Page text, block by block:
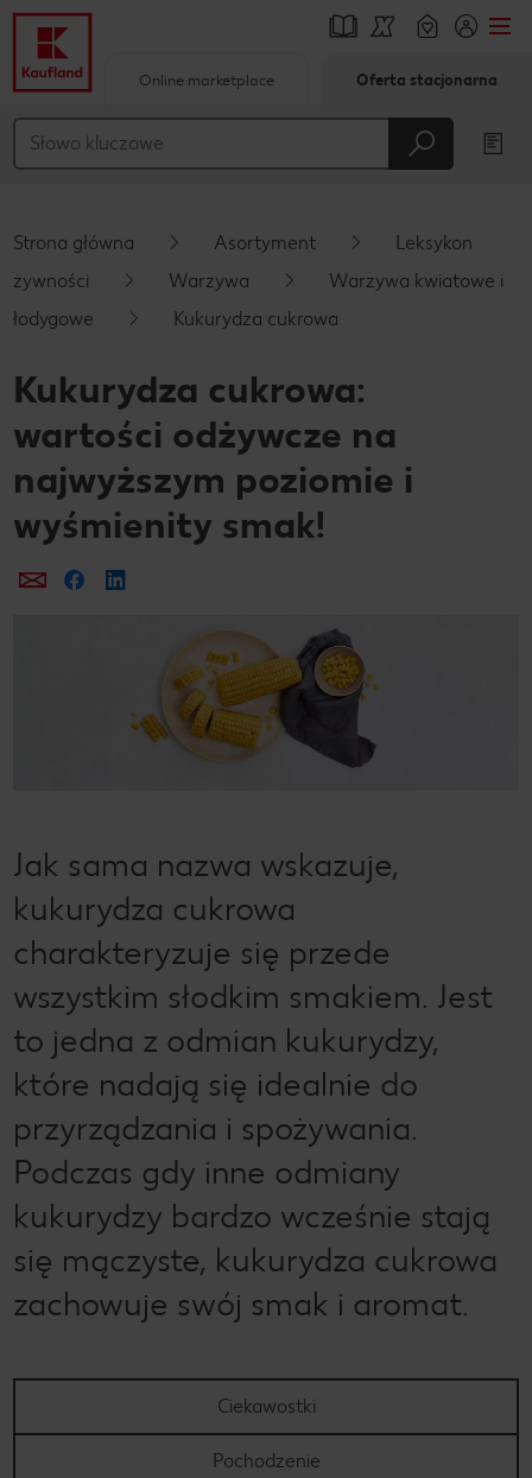
Główna treść
Pływający pasek boczny
Online marketplace Oferta stacjonarna
Strona główna Asortyment
Leksykon
żywności
Warzywa
Warzywa kwiatowe i
łodygowe
Kukurydza cukrowa
Kukurydza cukrowa:
wartości odżywcze na
najwyższym poziomie i
wyśmienity smak!
Prześlij e-mailem
Udostępnij na Facebooku
Jak sama nazwa wskazuje,
kukurydza cukrowa
charakteryzuje się przede
wszystkim słodkim smakiem. Jest
to jedna z odmian kukurydzy,
które nadają się idealnie do
przyrządzania i spożywania.
Podczas gdy inne odmiany
kukurydzy bardzo wcześnie stają
się mączyste, kukurydza cukrowa
zachowuje swój smak i aromat.
Ciekawostki
Pochodzenie